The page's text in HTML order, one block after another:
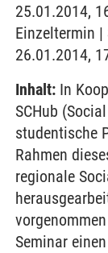
25.01.2014,
Einzeltermin |
26.01.2014,
Inhalt: In
SCHub
studentische
Rahmen
regionale
Seminar